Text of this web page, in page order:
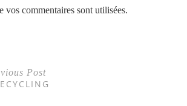
vos commentaires sont utilisées.
Post